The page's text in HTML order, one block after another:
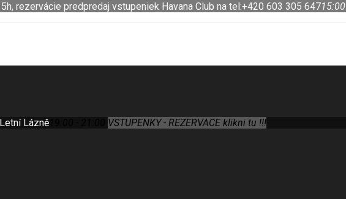
rezervácie predpredaj vstupeniek Havana Club na tel:+420 603 305 64715:00
Lázně VSTUPENKY - REZERVACE klikni tu !!!